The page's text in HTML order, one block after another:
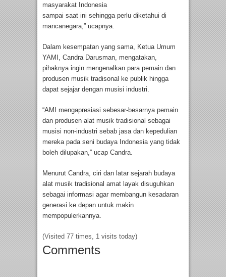
masyarakat Indonesia
sampai saat ini sehingga perlu diketahui di
mancanegara,” ucapnya.
Dalam kesempatan yang sama, Ketua Umum
YAMI, Candra Darusman, mengatakan,
pihaknya ingin mengenalkan para pemain dan
produsen musik tradisonal ke publik hingga
dapat sejajar dengan musisi industri.
“AMI mengapresiasi sebesar-besarnya pemain
dan produsen alat musik tradisional sebagai
musisi non-industri sebab jasa dan kepedulian
mereka pada seni budaya Indonesia yang tidak
boleh dilupakan,” ucap Candra.
Menurut Candra, ciri dan latar sejarah budaya
alat musik tradisional amat layak disuguhkan
sebagai informasi agar membangun kesadaran
generasi ke depan untuk makin
mempopulerkannya.
(Visited 77 times, 1 visits today)
Comments